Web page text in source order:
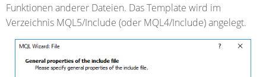
Funktionen anderer Dateien. Das Template wird im
Verzeichnis MQL5/Include (oder MQL4/Include) angelegt.